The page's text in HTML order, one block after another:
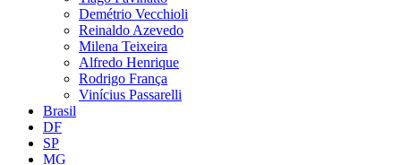
Demétrio Vecchioli
Reinaldo Azevedo
Milena Teixeira
Alfredo Henrique
Rodrigo França
Vinícius Passarelli
Brasil
DF
SP
MG